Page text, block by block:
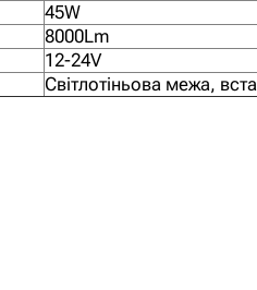
45W
8000Lm
12-24V
Світлотіньова межа,